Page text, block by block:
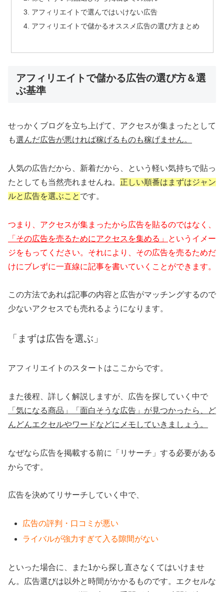
アフィリエイトで選んではいけない広告
アフィリエイトで儲かるオススメ広告の選び方まとめ
アフィリエイトで儲かる広告の選び方＆選
ぶ基準
せっかくブログを立ち上げて、アクセスが集まったとして
も選んだ広告が悪ければ稼げるものも稼げません。
人気の広告だから、新着だから、という軽い気持ちで貼っ
たとしても当然売れませんね。 正しい順番はまずはジャン
ルと広告を選ぶこと です。
つまり、アクセスが集まったから広告を貼るのではなく、
「その広告を売るためにアクセスを集める」
というイメー
ジをもってください。それにより、その広告を売るためだ
けにブレずに一直線に記事を書いていくことができます。
この方法であれば記事の内容と広告がマッチングするので
少ないアクセスでも売れるようになります。
「まずは広告を選ぶ」
アフィリエイトのスタートはここからです。
また後程、詳しく解説しますが、広告を探していく中で
「気になる商品」「面白そうな広告」が見つかったら、ど
んどんエクセルやワードなどにメモしていきましょう。
なぜなら広告を掲載する前に「リサーチ」する必要がある
からです。
広告を決めてリサーチしていく中で、
広告の評判・口コミが悪い
ライバルが強力すぎて入る隙間がない
といった場合に、また1から探し直さなくてはいけませ
ん。広告選びは以外と時間がかかるものです。エクセルな